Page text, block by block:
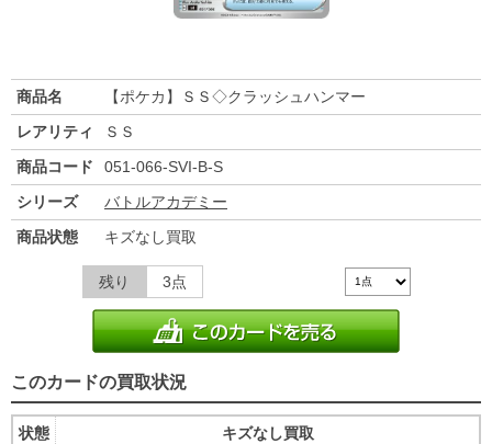
商品名
【ポケカ】ＳＳ◇クラッシュハンマー
レアリティ
ＳＳ
商品コード
051-066-SVI-B-S
シリーズ
バトルアカデミー
商品状態
キズなし買取
残り 3点
このカードの買取状況
状態
キズなし買取